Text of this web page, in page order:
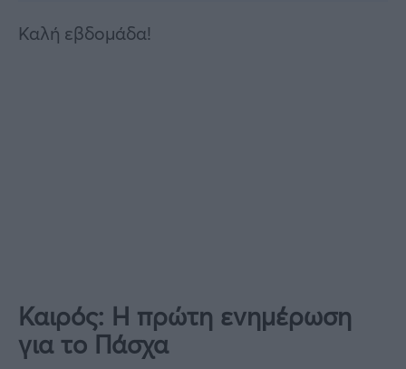
Καλή εβδομάδα!
Καιρός: Η πρώτη ενημέρωση
για το Πάσχα